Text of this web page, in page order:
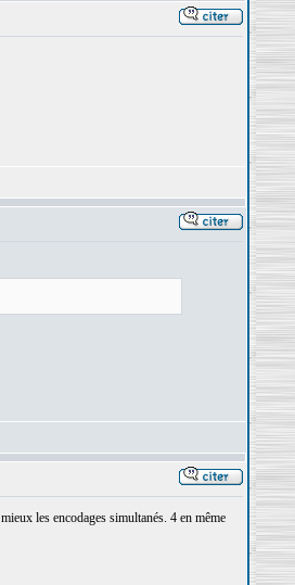
les encodages simultanés. 4 en même